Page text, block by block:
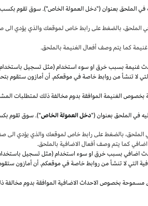
في الملحق بعنوان ("دخل العمولة الخاص"). سوق تقوم
الملحق، بالضغط على رابط خاص لموقعك والذي يؤدي الى
كما يتم وصف أفعال الغنيمة بالملحق.
غنيمة بسبب خرق او سوء استخدام (مثل تسجيل باستخدام
لا تنشأ من روابط خاصة في موقعكم. أن أمازون ستقوم
الغنيمة الموافقة بدوم مخالفة ذلك لمتطلبات
في الملحق بعنوان ("دخل العمولة الخاص
الملحق، بالضغط على رابط خاص لموقعك والذي يؤدي الى
كما يتم وصف أفعال الاضافية بالملحق.
اضافي بسبب خرق او سوء استخدام (مثل تسجيل باستخدام
التي لا تنشأ من روابط خاصة في موقعكم. أن أمازون
مسموحة بخصوص الاحداث الاضافية الموافقة بدوم مخالفة